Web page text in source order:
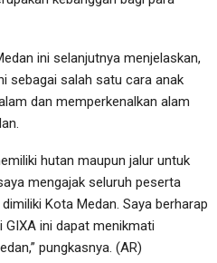
ini selanjutnya menjelaskan,
sebagai salah satu cara anak
dan memperkenalkan alam
hutan maupun jalur untuk
mengajak seluruh peserta
Kota Medan. Saya berharap
ini dapat menikmati
pungkasnya. (AR)